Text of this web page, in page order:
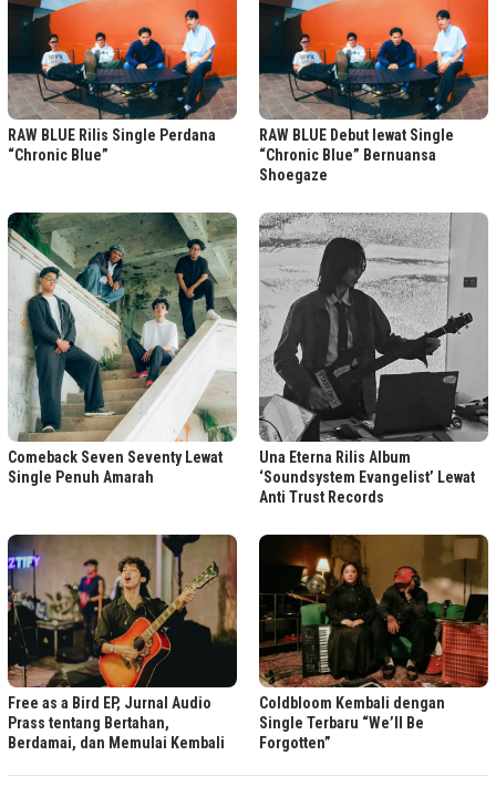
RAW BLUE Rilis Single Perdana
“Chronic Blue”
RAW BLUE Debut lewat Single
“Chronic Blue” Bernuansa
Shoegaze
Comeback Seven Seventy Lewat
Single Penuh Amarah
Una Eterna Rilis Album
‘Soundsystem Evangelist’ Lewat
Anti Trust Records
Free as a Bird EP, Jurnal Audio
Prass tentang Bertahan,
Berdamai, dan Memulai Kembali
Coldbloom Kembali dengan
Single Terbaru “We’ll Be
Forgotten”